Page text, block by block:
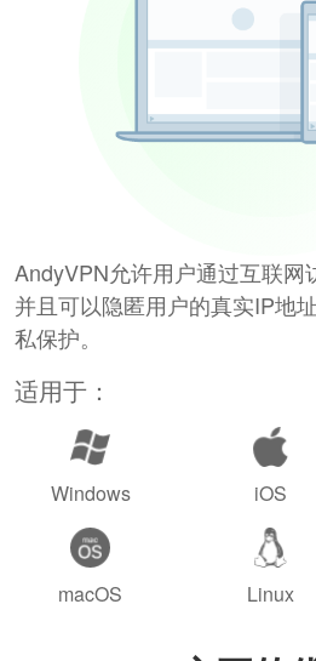
AndyVPN允许用户通过互联网
并且可以隐匿用户的真实IP地
私保护。
适用于：
Windows iOS
macOS Linux